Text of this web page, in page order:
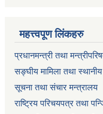
महत्त्वपूण लिंकहरु
प्रधानमन्त्री तथा
सङ्घीय मामिला तथा
सूचना तथा संचार मन्त्रालय
राष्ट्रिय परिचयपत्र तथा